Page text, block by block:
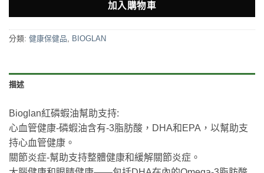
加入購物車
分類: 健康保健品 BIOGLAN
描述
Bioglan紅磷蝦油幫助支持:
心血管健康-磷蝦油含有-3脂肪酸，DHA和EPA，以幫助支
持心血管健康。
關節炎症-幫助支持整體健康和緩解關節炎症。